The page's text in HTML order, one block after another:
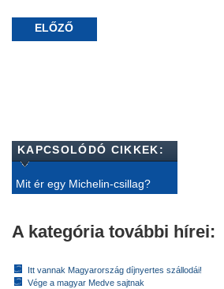
ELŐZŐ
KAPCSOLÓDÓ CIKKEK:
Mit ér egy Michelin-csillag?
A kategória további hírei:
Itt vannak Magyarország díjnyertes szállodái!
Vége a magyar Medve sajtnak